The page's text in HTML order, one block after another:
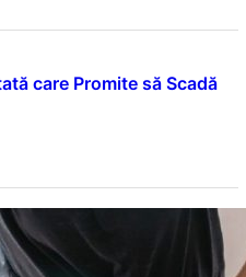
care Promite să Scadă